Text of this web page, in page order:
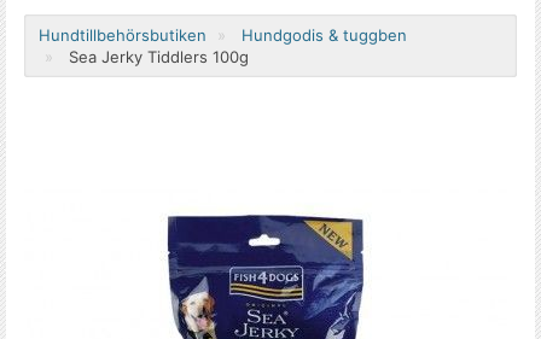
Hundtillbehörsbutiken
Hundgodis & tuggben
Sea Jerky Tiddlers 100g